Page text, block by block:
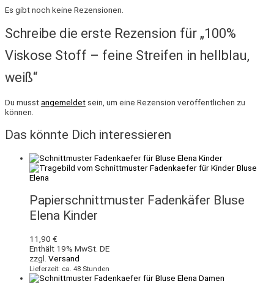
Es gibt noch keine Rezensionen.
Schreibe die erste Rezension für „100%
Viskose Stoff – feine Streifen in hellblau,
weiß“
Du musstangemeldet sein, um eine Rezension veröffentlichen zu
können.
Das könnte Dich interessieren
Papierschnittmuster Fadenkäfer Bluse
Elena Kinder
11,90 €
Enthält 19% MwSt. DE
zzgl. Versand
Lieferzeit: ca. 48 Stunden